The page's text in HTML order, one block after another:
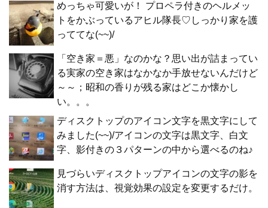
めっちゃ可愛いが！ プロペラ付きのヘルメッ
トをかぶっているアヒル隊長♡しっかり家を護
っててな(~~)/
「空き家＝悪」なのかな？思い出が詰まってい
る実家の空き家はなかなか手放せないんだけど
～～；昭和の香りが残る家はどこか懐かし
い。。。
ディスクトップのアイコン文字を黒文字にして
みました(~~)/アイコンの文字は黒文字、白文
字、影付きの３パターンの中から選べるのね♪
見づらいディスクトップアイコンの文字の影を
消す方法は、視覚効果の設定を変更するだけ。